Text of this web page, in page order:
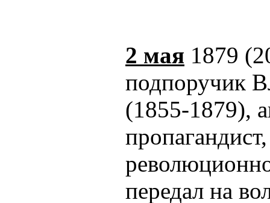
2 мая 1879
подпоручик
(1855-1879),
передал на